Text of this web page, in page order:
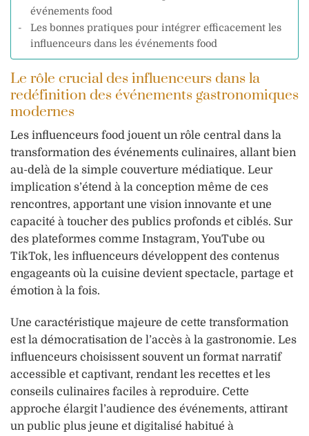
événements food
Les bonnes pratiques pour intégrer efficacement les
influenceurs dans les événements food
Le rôle crucial des influenceurs dans la
redéfinition des événements gastronomiques
modernes
Les influenceurs food jouent un rôle central dans la
transformation des événements culinaires, allant bien
au-delà de la simple couverture médiatique. Leur
implication s’étend à la conception même de ces
rencontres, apportant une vision innovante et une
capacité à toucher des publics profonds et ciblés. Sur
des plateformes comme Instagram, YouTube ou
TikTok, les influenceurs développent des contenus
engageants où la cuisine devient spectacle, partage et
émotion à la fois.
Une caractéristique majeure de cette transformation
est la démocratisation de l’accès à la gastronomie. Les
influenceurs choisissent souvent un format narratif
accessible et captivant, rendant les recettes et les
conseils culinaires faciles à reproduire. Cette
approche élargit l’audience des événements, attirant
un public plus jeune et digitalisé habitué à